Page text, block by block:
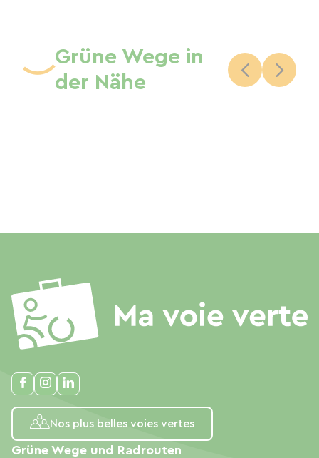
Grüne Wege in
der Nähe
Nos plus belles voies vertes
Grüne Wege und Radrouten